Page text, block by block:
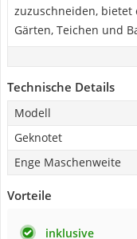
zuzuschneiden, bietet
Gärten, Teichen und
Technische Details
Modell
Geknotet
Enge Maschenweite
Vorteile
inklusive